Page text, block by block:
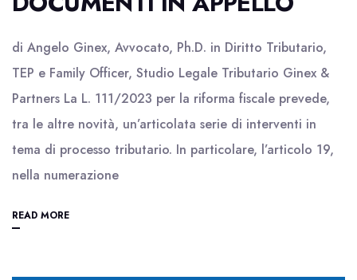
di Angelo Ginex, Avvocato, Ph.D. in Diritto Tributario,
TEP e Family Officer, Studio Legale Tributario Ginex &
Partners La L. 111/2023 per la riforma fiscale prevede,
tra le altre novità, un’articolata serie di interventi in
tema di processo tributario. In particolare, l’articolo 19,
nella numerazione
READ MORE